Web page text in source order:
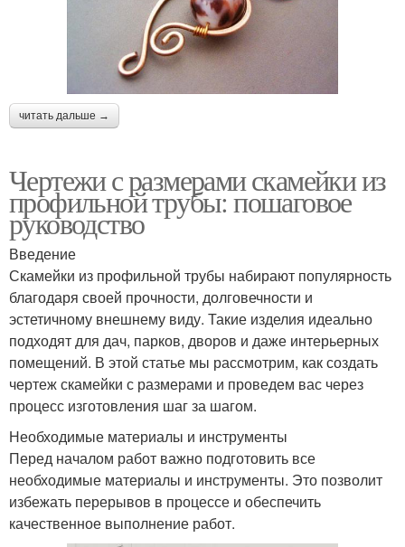
читать дальше →
Чертежи с размерами скамейки из
профильной трубы: пошаговое
руководство
Введение
Скамейки из профильной трубы набирают популярность
благодаря своей прочности, долговечности и
эстетичному внешнему виду. Такие изделия идеально
подходят для дач, парков, дворов и даже интерьерных
помещений. В этой статье мы рассмотрим, как создать
чертеж скамейки с размерами и проведем вас через
процесс изготовления шаг за шагом.
Необходимые материалы и инструменты
Перед началом работ важно подготовить все
необходимые материалы и инструменты. Это позволит
избежать перерывов в процессе и обеспечить
качественное выполнение работ.